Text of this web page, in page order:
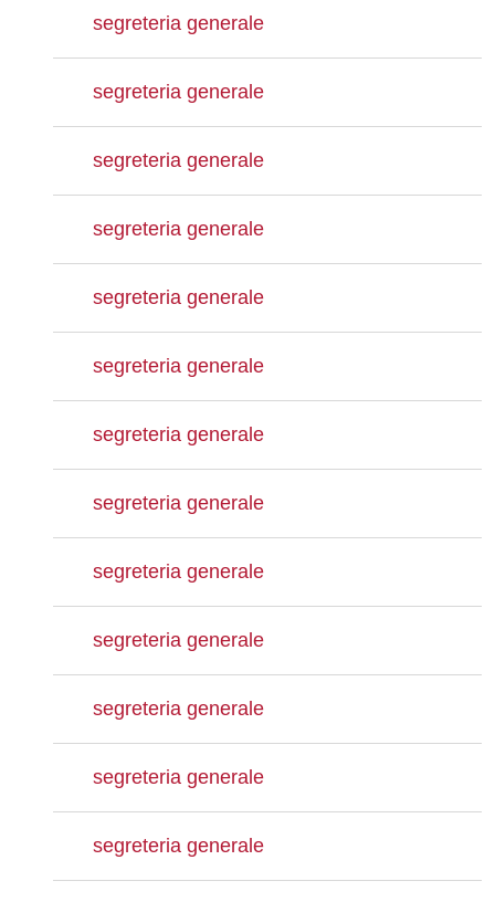
segreteria generale
segreteria generale
segreteria generale
segreteria generale
segreteria generale
segreteria generale
segreteria generale
segreteria generale
segreteria generale
segreteria generale
segreteria generale
segreteria generale
segreteria generale